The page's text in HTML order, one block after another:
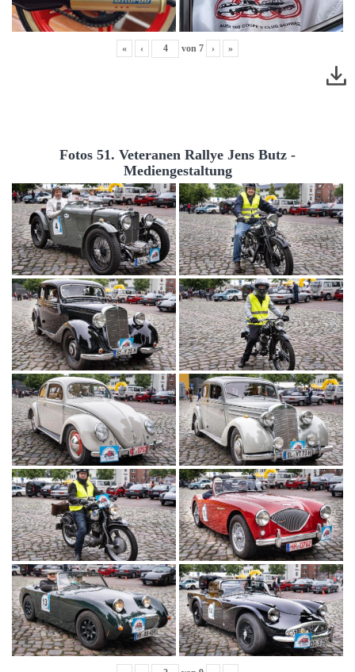
« ‹ von 7 › »
Fotos 51. Veteranen Rallye Jens Butz -
Mediengestaltung